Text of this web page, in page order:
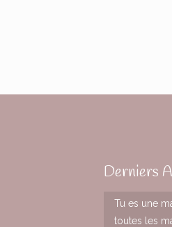
Derniers
Tu es une
toutes les